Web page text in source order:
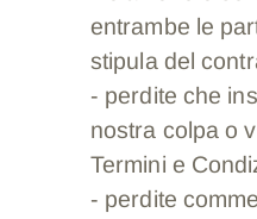
entrambe le
stipula del
- perdite che
nostra colpa o
Termini e
- perdite